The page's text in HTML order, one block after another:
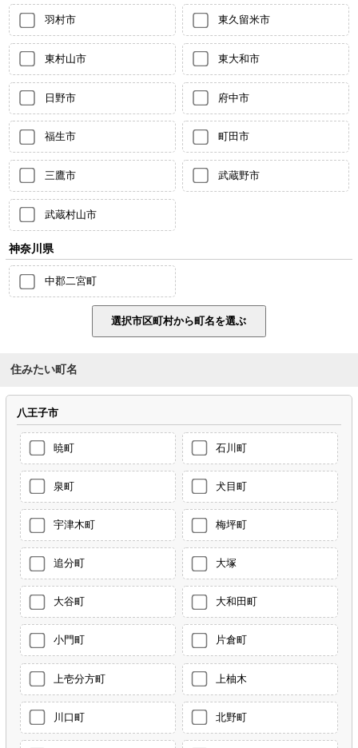
羽村市 東久留米市
東村山市 東大和市
日野市 府中市
福生市 町田市
三鷹市 武蔵野市
武蔵村山市
神奈川県
中郡二宮町
住みたい町名
八王子市
暁町 石川町
泉町 犬目町
宇津木町 梅坪町
追分町 大塚
大谷町 大和田町
小門町 片倉町
上壱分方町 上柚木
川口町 北野町